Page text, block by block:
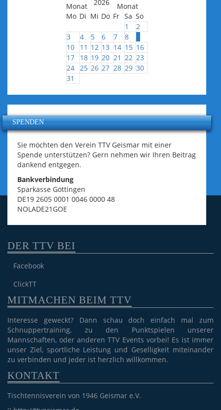
2026
Mo Di Mi Do Fr Sa So
1
2
3
4 5 6 7 8
10
11 12 13 14 15 16
17
18 19 20 21 22 23
24 25 26 27 28 29 30
31
SPENDEN
Sie möchten den Verein TTV Geismar mit einer
Spende unterstützen? Gern nehmen wir Ihren Beitrag
dankend entgegen.
Bankverbindung
Sparkasse Göttingen
DE19 2605 0001 0046 0000 48
NOLADE21GOE
DER TTV BEI
Facebook
ClickTT
MITMACHEN BEIM TTV
Interesse geweckt? Dann schau doch einfach mal zum
Schnuppertraining, zu den Punktspielen unserer
Mannschaften, oder anderen TTV Events vorbei! Es ist immer
unser Ziel, sportliche Leistung und Geselligkeit miteinander
zu verbinden und jeder ist herzlich willkommen.
KONTAKT
Tischtennisverein von 1946 Geismar e.V.